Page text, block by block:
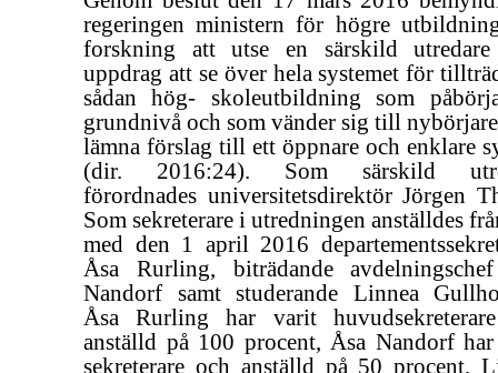
regeringen ministern för högre
forskning att utse en särskild utredare
uppdrag att se över hela systemet för
sådan hög- skoleutbildning som
grundnivå och som vänder sig till
lämna förslag till ett öppnare och enklare
(dir. 2016:24). Som särskild
förordnades universitetsdirektör Jörgen
Som sekreterare i utredningen anställdes
med den 1 april 2016
Åsa Rurling, biträdande
Nandorf samt studerande Linnea
Åsa Rurling har varit
anställd på 100 procent, Åsa Nandorf
sekreterare och anställd på 50 procent,